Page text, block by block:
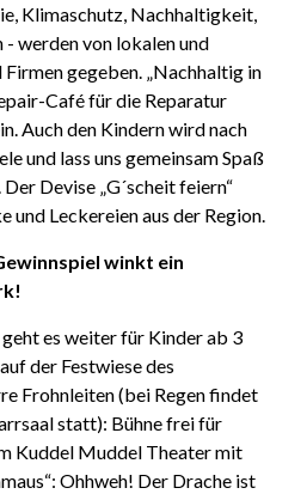
Klimaschutz, Nachhaltigkeit,
werden von lokalen und
gegeben. „Nachhaltig in
Café für die Reparatur
Auch den Kindern wird nach
und lass uns gemeinsam Spaß
Devise „G´scheit feiern“
Leckereien aus der Region.
winkt ein
es weiter für Kinder ab 3
der Festwiese des
Frohnleiten (bei Regen findet
statt): Bühne frei für
Kuddel Muddel Theater mit
Ohhweh! Der Drache ist